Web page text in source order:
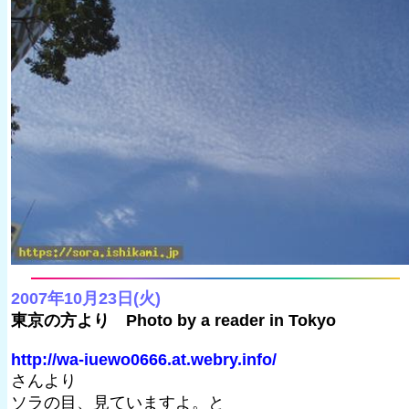
2007年10月23日(火)
東京の方より Photo by a reader in Tokyo
http://wa-iuewo0666.at.webry.info/
さんより
ソラの目、見ていますよ。と